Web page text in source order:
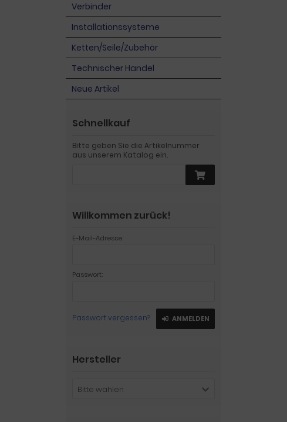
Verbinder
Installationssysteme
Ketten/Seile/Zubehör
Technischer Handel
Neue Artikel
Schnellkauf
Bitte geben Sie die Artikelnummer
aus unserem Katalog ein.
Willkommen zurück!
E-Mail-Adresse:
Passwort:
Passwort vergessen? ANMELDEN
Hersteller
Bitte wählen